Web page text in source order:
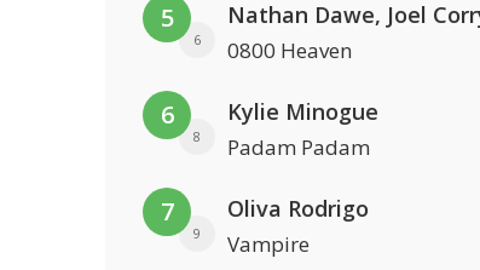
5
6 0800 Heaven
6
8
Kylie Minogue
Padam Padam
7
9
Oliva Rodrigo
Vampire